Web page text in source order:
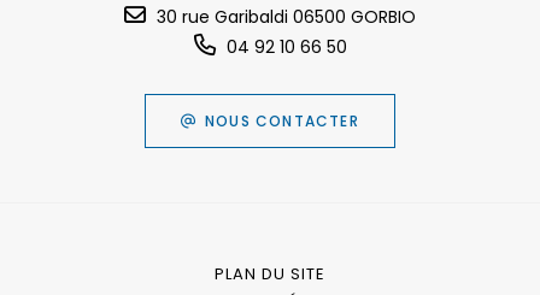
30 rue Garibaldi 06500 GORBIO
04 92 10 66 50
NOUS CONTACTER
PLAN DU SITE